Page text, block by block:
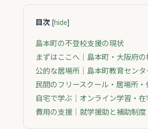
目次 [hide]
島本町の不登校支援の現状
まずはここへ｜島本町・大阪府
公的な居場所｜島本町教育セン
民間のフリースクール・居場所
自宅で学ぶ｜オンライン学習・
費用の支援｜就学援助と補助制度